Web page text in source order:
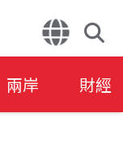
兩岸 財經